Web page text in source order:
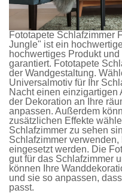
Fototapete Schlafzimmer
Jungle" ist ein
hochwertiges Produkt
garantiert. Fototapete
der Wandgestaltung.
Universalmotiv für Ihr
Nacht einen
der Dekoration an Ihre
anpassen. Außerdem
zusätzlichen Effekte
Schlafzimmer zu sehen
Schlafzimmer
eingesetzt werden. Die
gut für das Schlafzimmer
können Ihre
und sie so anpassen,
passt.